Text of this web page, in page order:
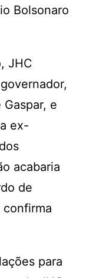
Bolsonaro
JHC
e
ex-
acabaria
de
para